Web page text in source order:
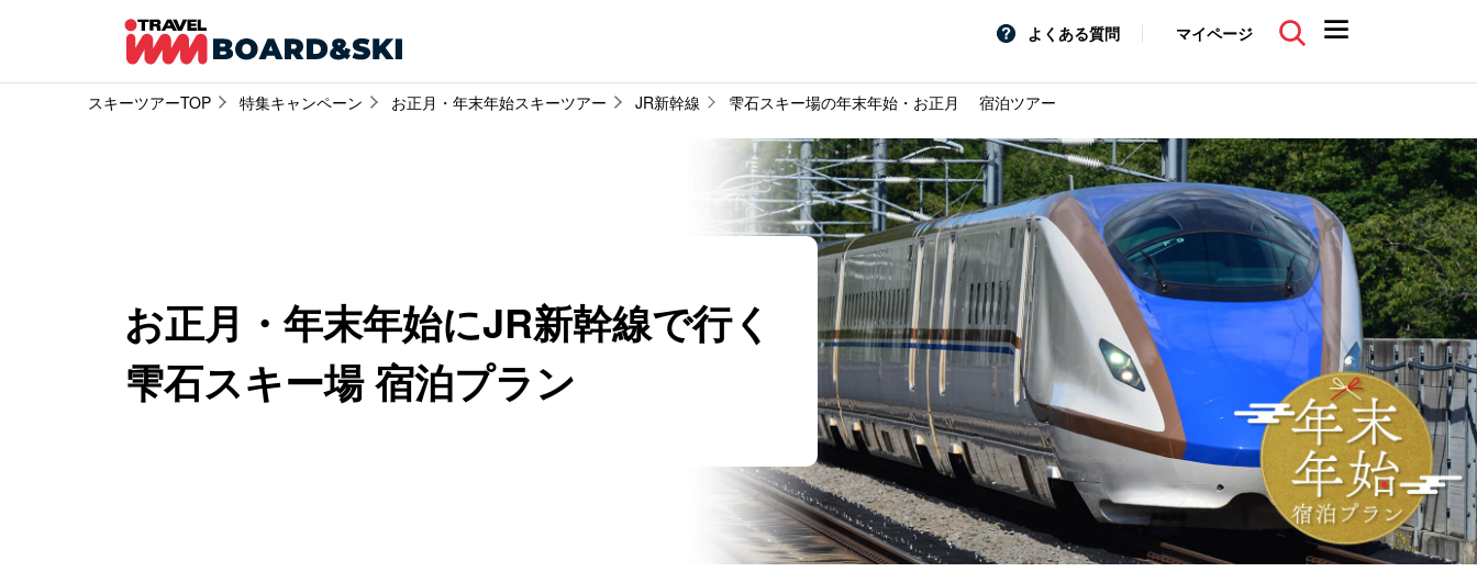
よくある質問 マイページ
スキーツアーTOP 特集キャンペーン お正月・年末年始スキーツアー JR新幹線 雫石スキー場の年末年始・お正月 宿泊ツアー
お正月・年末年始にJR新幹線で行く
雫石スキー場 宿泊プラン